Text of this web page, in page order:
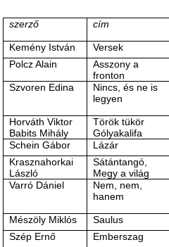
szerző cím
Kemény István Versek
Polcz Alain
Asszony a
fronton
Szvoren Edina
Nincs, és ne is
legyen
Horváth Viktor
Babits Mihály
Török tükör
Gólyakalifa
Schein Gábor Lázár
Krasznahorkai
László
Sátántangó,
Megy a világ
Varró Dániel
Nem, nem,
hanem
Mészöly Miklós
Saulus
Szép Ernő
Emberszag